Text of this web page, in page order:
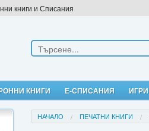
книги и Списания
КНИГИ Е-СПИСАНИЯ ИГРИ
НАЧАЛО ПЕЧАТНИ КНИГИ